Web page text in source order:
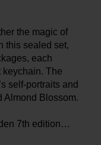
the magic of
this sealed set,
each
The
self-portraits and
Almond Blossom.
7th edition…